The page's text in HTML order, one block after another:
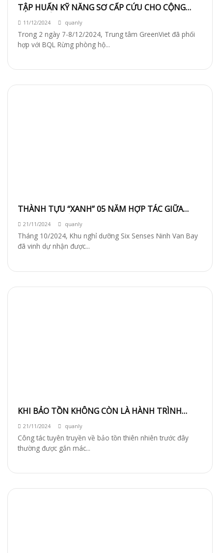
TẬP HUẤN KỸ NĂNG SƠ CẤP CỨU CHO CỘNG
QUẢNG NAM
11/12/2024 quanly
Trong 2 ngày 7-8/12/2024, Trung tâm GreenViet đã phối
hợp với BQL Rừng phòng hộ...
THÀNH TỰU “XANH” 05 NĂM HỢP TÁC GIỮA
21/11/2024 quanly
Tháng 10/2024, Khu nghỉ dưỡng Six Senses Ninh Van Bay
đã vinh dự nhận được...
KHI BẢO TỒN KHÔNG CÒN LÀ HÀNH TRÌNH
21/11/2024 quanly
Công tác tuyên truyền về bảo tồn thiên nhiên trước đây
thường được gắn mác...